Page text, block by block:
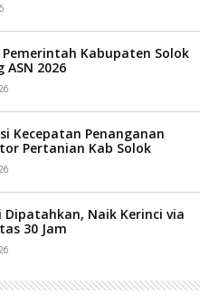
Pemerintah Kabupaten Solok
2026
Kecepatan Penanganan
Pertanian Kab Solok
Dipatahkan, Naik Kerinci via
30 Jam